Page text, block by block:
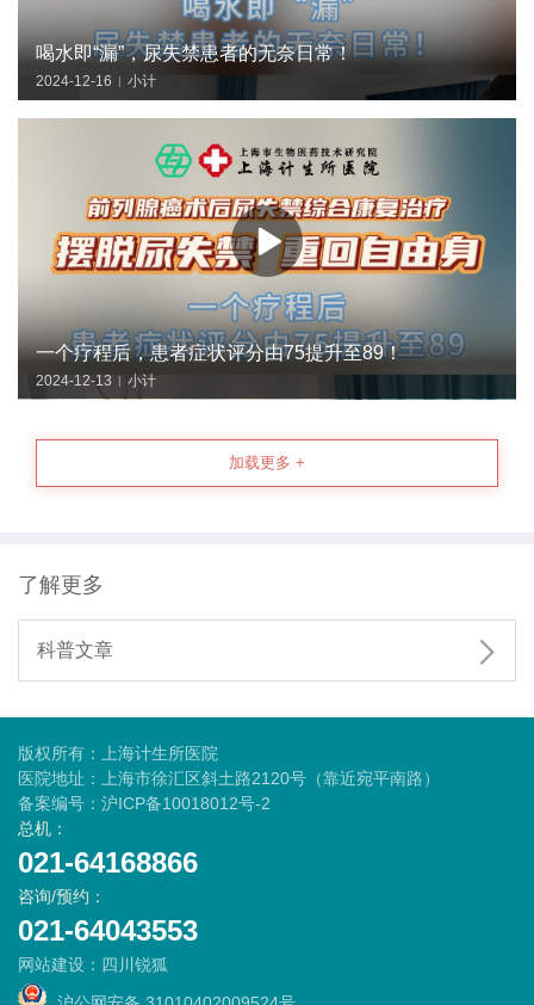
喝水即“漏”，尿失禁患者的无奈日常！
2024-12-16 | 小计
一个疗程后，患者症状评分由75提升至89！
2024-12-13 | 小计
加载更多 +
了解更多
科普文章 
版权所有：上海计生所医院
医院地址：上海市徐汇区斜土路2120号（靠近宛平南路）
备案编号： 沪ICP备10018012号-2
总机：
021-64168866
咨询/预约：
021-64043553
网站建设 ： 四川锐狐